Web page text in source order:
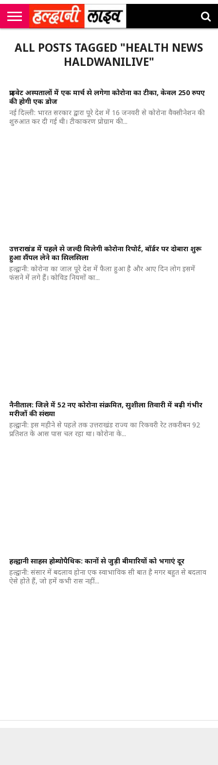
सी
एम
कॉर्नर
उत्तराखंड
न्यूज़
खेल
मनोरंजन
सम्पादकीय
जॉब
अलर्ट्स
ALL POSTS TAGGED "HEALTH NEWS
HALDWANILIVE"
प्राइवेट अस्पतालों में एक मार्च से लगेगा कोरोना का टीका, केवल 250 रुपए
की होगी एक डोज
नई दिल्ली: भारत सरकार द्वारा पूरे देश में 16 जनवरी से कोरोना वैक्सीनेशन की
शुरुआत कर दी गई थी। टीकाकरण प्रोग्राम की...
उत्तराखंड में पहले से जल्दी मिलेगी कोरोना रिपोर्ट, बॉर्डर पर दोबारा शुरू
हुआ सैंपल लेने का सिलसिला
हल्द्वानी: कोरोना का जाल पूरे देश में फैला हुआ है और आए दिन लोग इसमें
फंसने में लगे हैं। कोविड नियमों का...
नैनीताल: जिले में 52 नए कोरोना संक्रमित, सुशीला तिवारी में बढ़ी गंभीर
मरीजों की संख्या
हल्द्वानी: इस महीने से पहले तक उत्तराखंड राज्य का रिकवरी रेट तकरीबन 92
प्रतिशत के आस पास चल रहा था। कोरोना के...
हल्द्वानी साहस होम्योपैथिक: कानों से जुड़ी बीमारियों को भगाएं दूर
हल्द्वानी: संसार में बदलाव होना एक स्वाभाविक सी बात है मगर बहुत से बदलाव
ऐसे होते हैं, जो हमें कभी रास नहीं...